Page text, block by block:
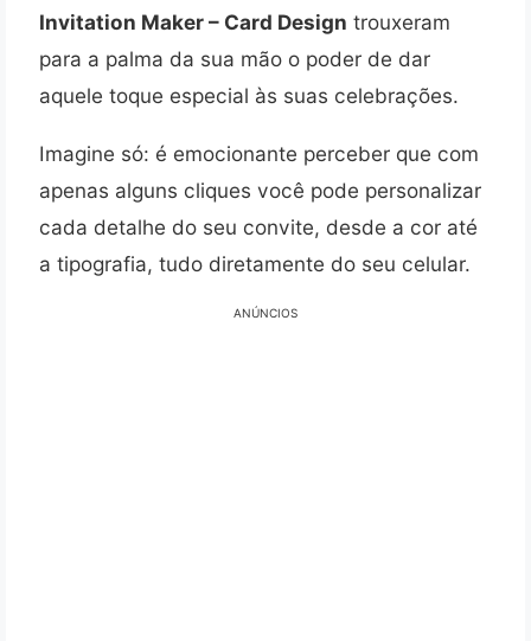
Invitation Maker – Card Design trouxeram
para a palma da sua mão o poder de dar
aquele toque especial às suas celebrações.
Imagine só: é emocionante perceber que com
apenas alguns cliques você pode personalizar
cada detalhe do seu convite, desde a cor até
a tipografia, tudo diretamente do seu celular.
ANÚNCIOS